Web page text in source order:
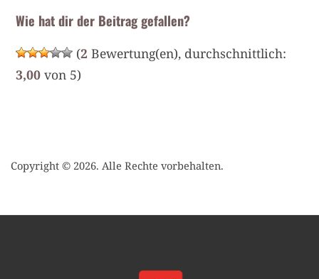
Wie hat dir der Beitrag gefallen?
(2 Bewertung(en), durchschnittlich:
3,00 von 5)
Copyright © 2026. Alle Rechte vorbehalten.